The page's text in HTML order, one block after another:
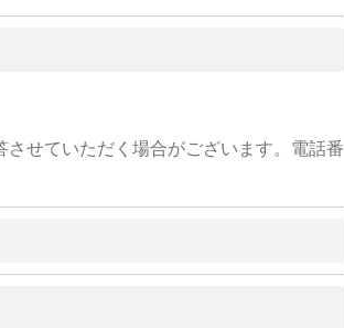
せていただく場合がございます。電話番